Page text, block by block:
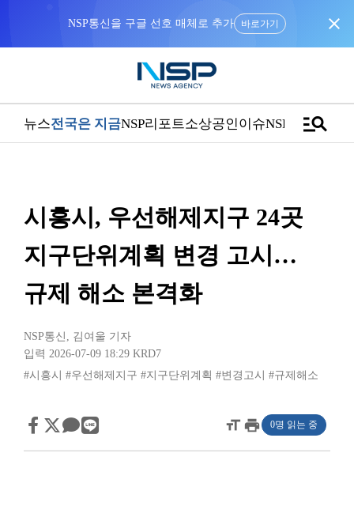
NSP통신을 구글 선호 매체로 추가 바로가기 close
뉴스전국은 지금NSP리포트소상공인이슈NSPTVmanage_search
시흥시, 우선해제지구 24곳
지구단위계획 변경 고시…
규제 해소 본격화
NSP통신 , 김여울 기자
입력 2026-07-09 18:29 KRD7
#시흥시
#우선해제지구 #지구단위계획 #변경고시 #규제해소
format_sizeprint 0명 읽는 중